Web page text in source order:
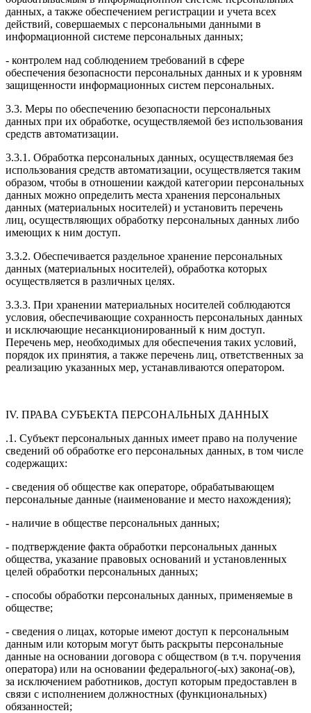
данных, а также обеспечением регистрации и учета всех
действий, совершаемых с персональными данными в
информационной системе персональных данных;
- контролем над соблюдением требований в сфере
обеспечения безопасности персональных данных и к уровням
защищенности информационных систем персональных.
3.3. Меры по обеспечению безопасности персональных
данных при их обработке, осуществляемой без использования
средств автоматизации.
3.3.1. Обработка персональных данных, осуществляемая без
использования средств автоматизации, осуществляется таким
образом, чтобы в отношении каждой категории персональных
данных можно определить места хранения персональных
данных (материальных носителей) и установить перечень
лиц, осуществляющих обработку персональных данных либо
имеющих к ним доступ.
3.3.2. Обеспечивается раздельное хранение персональных
данных (материальных носителей), обработка которых
осуществляется в различных целях.
3.3.3. При хранении материальных носителей соблюдаются
условия, обеспечивающие сохранность персональных данных
и исключающие несанкционированный к ним доступ.
Перечень мер, необходимых для обеспечения таких условий,
порядок их принятия, а также перечень лиц, ответственных за
реализацию указанных мер, устанавливаются оператором.
IV. ПРАВА СУБЪЕКТА ПЕРСОНАЛЬНЫХ ДАННЫХ
.1. Субъект персональных данных имеет право на получение
сведений об обработке его персональных данных, в том числе
содержащих:
- сведения об обществе как операторе, обрабатывающем
персональные данные (наименование и место нахождения);
- наличие в обществе персональных данных;
- подтверждение факта обработки персональных данных
общества, указание правовых оснований и установленных
целей обработки персональных данных;
- способы обработки персональных данных, применяемые в
обществе;
- сведения о лицах, которые имеют доступ к персональным
данным или которым могут быть раскрыты персональные
данные на основании договора с обществом (в т.ч. поручения
оператора) или на основании федерального(-ых) закона(-ов),
за исключением работников, доступ которым предоставлен в
связи с исполнением должностных (функциональных)
обязанностей;